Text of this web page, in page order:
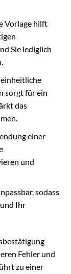
Vorlage hilft
Sie lediglich
sorgt für ein
das
einer
und
sodass
Ihr
Fehler und
zu einer